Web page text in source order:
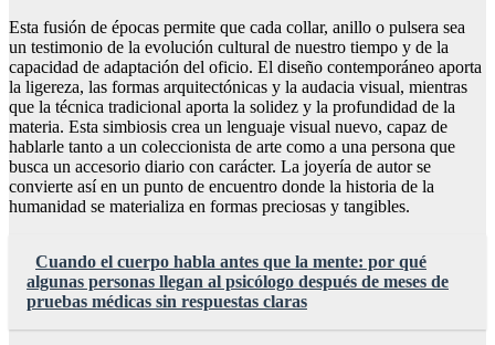
Esta fusión de épocas permite que cada collar, anillo o pulsera sea
un testimonio de la evolución cultural de nuestro tiempo y de la
capacidad de adaptación del oficio. El diseño contemporáneo aporta
la ligereza, las formas arquitectónicas y la audacia visual, mientras
que la técnica tradicional aporta la solidez y la profundidad de la
materia. Esta simbiosis crea un lenguaje visual nuevo, capaz de
hablarle tanto a un coleccionista de arte como a una persona que
busca un accesorio diario con carácter. La joyería de autor se
convierte así en un punto de encuentro donde la historia de la
humanidad se materializa en formas preciosas y tangibles.
Cuando el cuerpo habla antes que la mente: por qué
algunas personas llegan al psicólogo después de meses de
pruebas médicas sin respuestas claras